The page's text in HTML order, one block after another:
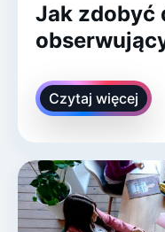
Jak zdobyć
Czytaj więcej